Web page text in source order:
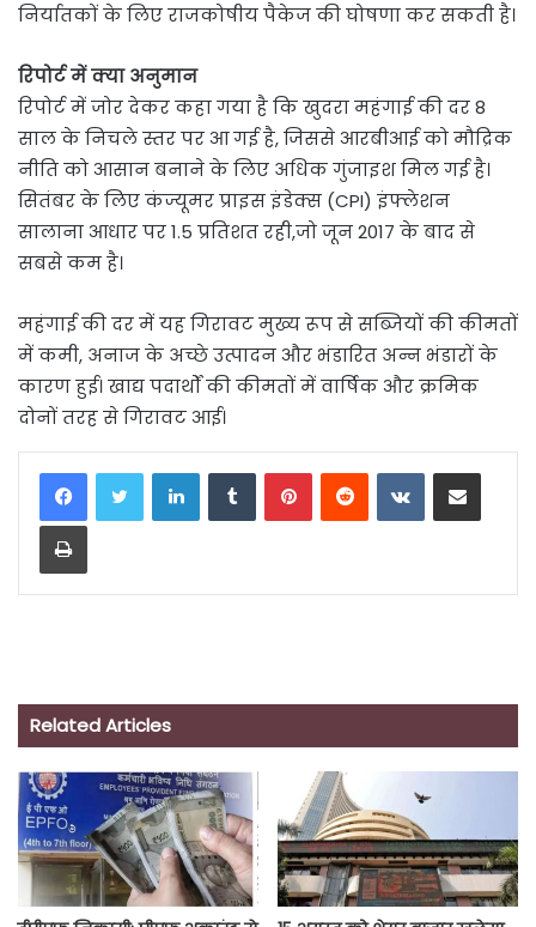
निर्यातकों के लिए राजकोषीय पैकेज की घोषणा कर सकती है।
रिपोर्ट में क्या अनुमान
रिपोर्ट में जोर देकर कहा गया है कि खुदरा महंगाई की दर 8
साल के निचले स्तर पर आ गई है, जिससे आरबीआई को मौद्रिक
नीति को आसान बनाने के लिए अधिक गुंजाइश मिल गई है।
सितंबर के लिए कंज्यूमर प्राइस इंडेक्स (CPI) इंफ्लेशन
सालाना आधार पर 1.5 प्रतिशत रही,जो जून 2017 के बाद से
सबसे कम है।
महंगाई की दर में यह गिरावट मुख्य रूप से सब्जियों की कीमतों
में कमी, अनाज के अच्छे उत्पादन और भंडारित अन्न भंडारों के
कारण हुई। खाद्य पदार्थों की कीमतों में वार्षिक और क्रमिक
दोनों तरह से गिरावट आई।
LinkedInTumblrPinterestReddit VKontakteShare via Email
Print
Related Articles